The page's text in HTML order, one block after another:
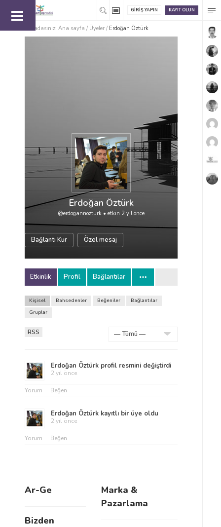
KAYIT OLUN
GIRIŞ YAPIN
Buradasınız: Ana sayfa / Üyeler / Erdoğan Öztürk
Erdoğan Öztürk
@erdogannozturk • etkin 2 yıl önce
Bağlantı Kur Özel mesaj
Etkinlik Profil Bağlantılar
Kişisel Bahsedenler Beğeniler
Bağlantılar
Gruplar
RSS
Erdoğan Öztürk profil resmini değiştirdi
2 yıl önce
Yorum Beğen
Erdoğan Öztürk kayıtlı bir üye oldu
2 yıl önce
Yorum Beğen
Ar-Ge
Bizden
Marka &
Pazarlama